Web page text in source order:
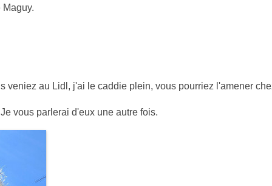
au Lidl, j'ai le caddie plein, vous pourriez l'amener
vous parlerai d'eux une autre fois.